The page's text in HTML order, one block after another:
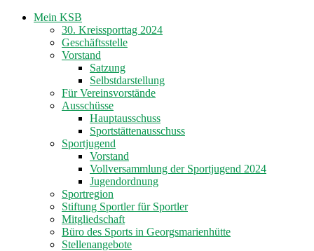
Mein KSB
30. Kreissporttag 2024
Geschäftsstelle
Vorstand
Satzung
Selbstdarstellung
Für Vereinsvorstände
Ausschüsse
Hauptausschuss
Sportstättenausschuss
Sportjugend
Vorstand
Vollversammlung der Sportjugend 2024
Jugendordnung
Sportregion
Stiftung Sportler für Sportler
Mitgliedschaft
Büro des Sports in Georgsmarienhütte
Stellenangebote